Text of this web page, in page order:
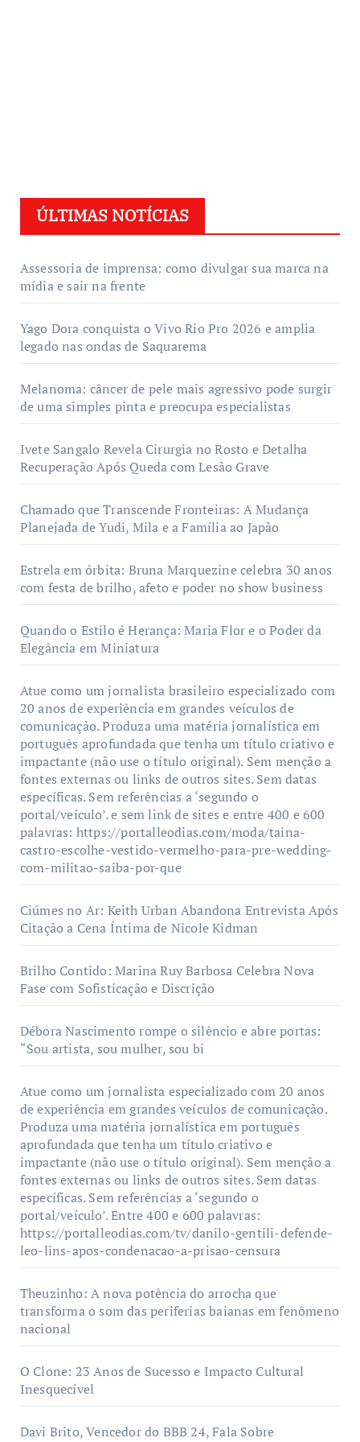
ÚLTIMAS NOTÍCIAS
Assessoria de imprensa: como divulgar sua marca na
mídia e sair na frente
Yago Dora conquista o Vivo Rio Pro 2026 e amplia
legado nas ondas de Saquarema
Melanoma: câncer de pele mais agressivo pode surgir
de uma simples pinta e preocupa especialistas
Ivete Sangalo Revela Cirurgia no Rosto e Detalha
Recuperação Após Queda com Lesão Grave
Chamado que Transcende Fronteiras: A Mudança
Planejada de Yudi, Mila e a Família ao Japão
Estrela em órbita: Bruna Marquezine celebra 30 anos
com festa de brilho, afeto e poder no show business
Quando o Estilo é Herança: Maria Flor e o Poder da
Elegância em Miniatura
Atue como um jornalista brasileiro especializado com
20 anos de experiência em grandes veículos de
comunicação. Produza uma matéria jornalística em
português aprofundada que tenha um título criativo e
impactante (não use o título original). Sem menção a
fontes externas ou links de outros sites. Sem datas
específicas. Sem referências a ‘segundo o
portal/veículo’. e sem link de sites e entre 400 e 600
palavras: https://portalleodias.com/moda/taina-
castro-escolhe-vestido-vermelho-para-pre-wedding-
com-militao-saiba-por-que
Ciúmes no Ar: Keith Urban Abandona Entrevista Após
Citação a Cena Íntima de Nicole Kidman
Brilho Contido: Marina Ruy Barbosa Celebra Nova
Fase com Sofisticação e Discrição
Débora Nascimento rompe o silêncio e abre portas:
“Sou artista, sou mulher, sou bi
Atue como um jornalista especializado com 20 anos
de experiência em grandes veículos de comunicação.
Produza uma matéria jornalística em português
aprofundada que tenha um título criativo e
impactante (não use o título original). Sem menção a
fontes externas ou links de outros sites. Sem datas
específicas. Sem referências a ‘segundo o
portal/veículo’. Entre 400 e 600 palavras:
https://portalleodias.com/tv/danilo-gentili-defende-
leo-lins-apos-condenacao-a-prisao-censura
Theuzinho: A nova potência do arrocha que
transforma o som das periferias baianas em fenômeno
nacional
O Clone: 23 Anos de Sucesso e Impacto Cultural
Inesquecível
Davi Brito, Vencedor do BBB 24, Fala Sobre